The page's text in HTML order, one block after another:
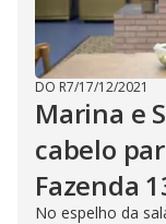
DO R7/17/12/2021
Marina e
cabelo
Fazenda
No espelho da